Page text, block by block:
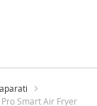
Pro Smart Air Fryer